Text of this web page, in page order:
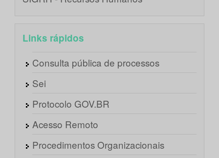
Links rápidos
Consulta pública de processos
Sei
Protocolo GOV.BR
Acesso Remoto
Procedimentos Organizacionais